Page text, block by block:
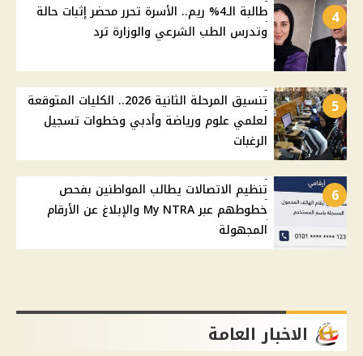
4
طالبة الـ4% ريم.. الأسرة تحرر محضر إثبات حالة
وتدرس الطب الشرعي والوزارة ترد
5
تنسيق المرحلة الثانية 2026.. الكليات المتوقعة
لعلمي علوم ورياضة وأدبي وخطوات تسجيل
الرغبات
6
تنظيم الاتصالات يطالب المواطنين بفحص
خطوطهم عبر My NTRA والإبلاغ عن الأرقام
المجهولة
الاخبار العامة